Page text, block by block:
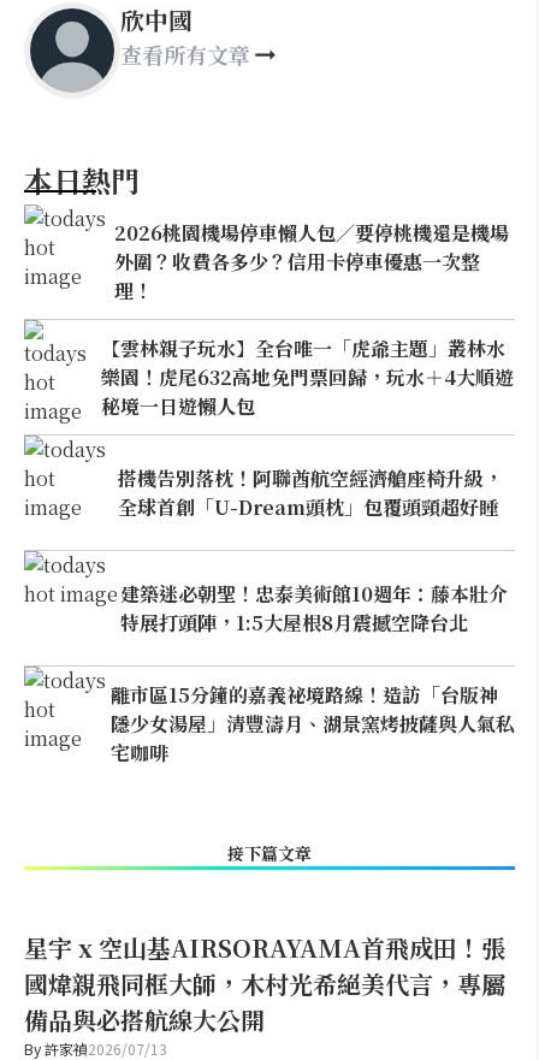
欣中國
查看所有文章
本日熱門
2026桃園機場停車懶人包／要停桃機還是機場
外圍？收費各多少？信用卡停車優惠一次整
理！
【雲林親子玩水】全台唯一「虎爺主題」叢林水
樂園！虎尾632高地免門票回歸，玩水＋4大順遊
秘境一日遊懶人包
搭機告別落枕！阿聯酋航空經濟艙座椅升級，
全球首創「U-Dream頭枕」包覆頭頸超好睡
建築迷必朝聖！忠泰美術館10週年：藤本壯介
特展打頭陣，1:5大屋根8月震撼空降台北
離市區15分鐘的嘉義祕境路線！造訪「台版神
隱少女湯屋」清豐濤月、湖景窯烤披薩與人氣私
宅咖啡
接下篇文章
星宇 x 空山基AIRSORAYAMA首飛成田！張
國煒親飛同框大師，木村光希絕美代言，專屬
備品與必搭航線大公開
By許家禎2026/07/13